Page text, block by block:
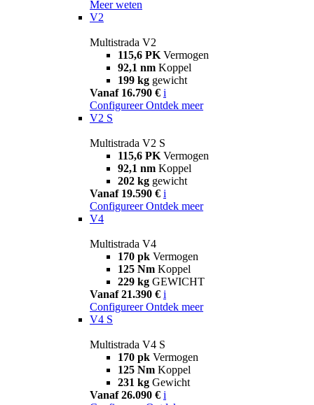
Meer weten
V2
Multistrada V2
115,6 PK Vermogen
92,1 nm Koppel
199 kg gewicht
Vanaf 16.790 € i
Configureer Ontdek meer
V2 S
Multistrada V2 S
115,6 PK Vermogen
92,1 nm Koppel
202 kg gewicht
Vanaf 19.590 € i
Configureer Ontdek meer
V4
Multistrada V4
170 pk Vermogen
125 Nm Koppel
229 kg GEWICHT
Vanaf 21.390 € i
Configureer Ontdek meer
V4 S
Multistrada V4 S
170 pk Vermogen
125 Nm Koppel
231 kg Gewicht
Vanaf 26.090 € i